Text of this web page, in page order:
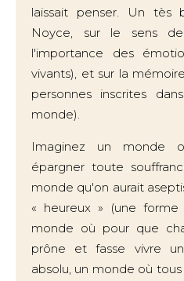
laissait penser. Un tès
Noyce, sur le sens
l'importance des
vivants), et sur la
personnes inscrites
monde).
Imaginez un monde
épargner toute
monde qu'on aurait
« heureux » (une
monde où pour que
prône et fasse vivre
absolu, un monde où